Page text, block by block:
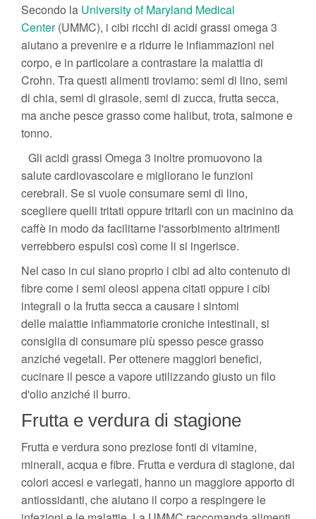
Secondo la University of Maryland Medical
Center(UMMC), i cibi ricchi di acidi grassi omega 3
aiutano a prevenire e a ridurre le infiammazioni nel
corpo, e in particolare a contrastare la malattia di
Crohn. Tra questi alimenti troviamo: semi di lino, semi
di chia, semi di girasole, semi di zucca, frutta secca,
ma anche pesce grasso come halibut, trota, salmone e
tonno.
Gli acidi grassi Omega 3 inoltre promuovono la
salute cardiovascolare e migliorano le funzioni
cerebrali. Se si vuole consumare semi di lino,
scegliere quelli tritati oppure tritarli con un macinino da
caffè in modo da facilitarne l'assorbimento altrimenti
verrebbero espulsi così come li si ingerisce.
Nel caso in cui siano proprio i cibi ad alto contenuto di
fibre come i semi oleosi appena citati oppure i cibi
integrali o la frutta secca a causare i sintomi
delle malattie infiammatorie croniche intestinali, si
consiglia di consumare più spesso pesce grasso
anziché vegetali. Per ottenere maggiori benefici,
cucinare il pesce a vapore utilizzando giusto un filo
d'olio anziché il burro.
Frutta e verdura di stagione
Frutta e verdura sono preziose fonti di vitamine,
minerali, acqua e fibre. Frutta e verdura di stagione, dai
colori accesi e variegati, hanno un maggiore apporto di
antiossidanti, che aiutano il corpo a respingere le